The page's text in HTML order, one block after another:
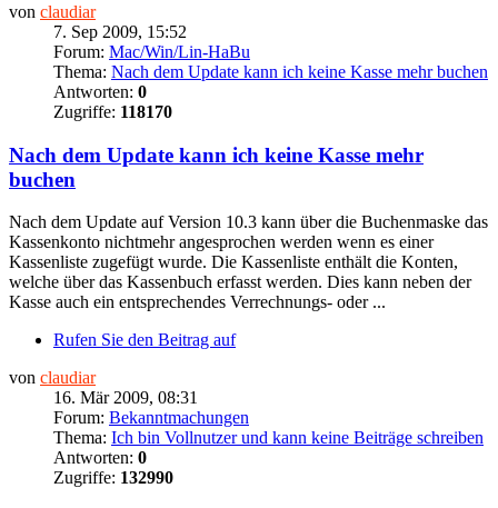
von claudiar
7. Sep 2009, 15:52
Forum: Mac/Win/Lin-HaBu
Thema: Nach dem Update kann ich keine Kasse mehr buchen
Antworten: 0
Zugriffe: 118170
Nach dem Update kann ich keine Kasse mehr
buchen
Nach dem Update auf Version 10.3 kann über die Buchenmaske das
Kassenkonto nichtmehr angesprochen werden wenn es einer
Kassenliste zugefügt wurde. Die Kassenliste enthält die Konten,
welche über das Kassenbuch erfasst werden. Dies kann neben der
Kasse auch ein entsprechendes Verrechnungs- oder ...
Rufen Sie den Beitrag auf
von claudiar
16. Mär 2009, 08:31
Forum: Bekanntmachungen
Thema: Ich bin Vollnutzer und kann keine Beiträge schreiben
Antworten: 0
Zugriffe: 132990